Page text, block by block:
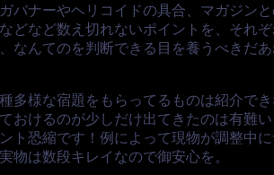
バナーやヘリコイドの具合、マガジン
どなど数え切れないポイントを、それ
なんてのを判断できる目を養うべきだ
多様な宿題をもらってるものは紹介で
おけるのが少しだけ出てきたのは有難
ト恐縮です！例によって現物が調整中
物は数段キレイなので御安心を。